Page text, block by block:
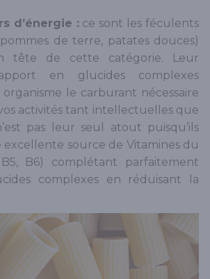
d’énergie :ce sont les féculents
pommes de terre, patates douces)
tête de cette catégorie. Leur
en glucides complexes
le carburant nécessaire
activités tant intellectuelles que
pas leur seul atout puisqu’ils
source de Vitamines du
B6) complétant parfaitement
complexes en réduisant la